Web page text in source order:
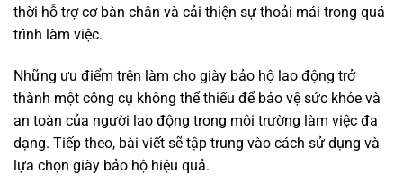
thời hỗ trợ cơ bàn chân và cải thiện sự thoải mái trong quá
trình làm việc.
Những ưu điểm trên làm cho giày bảo hộ lao động trở
thành một công cụ không thể thiếu để bảo vệ sức khỏe và
an toàn của người lao động trong môi trường làm việc đa
dạng. Tiếp theo, bài viết sẽ tập trung vào cách sử dụng và
lựa chọn giày bảo hộ hiệu quả.